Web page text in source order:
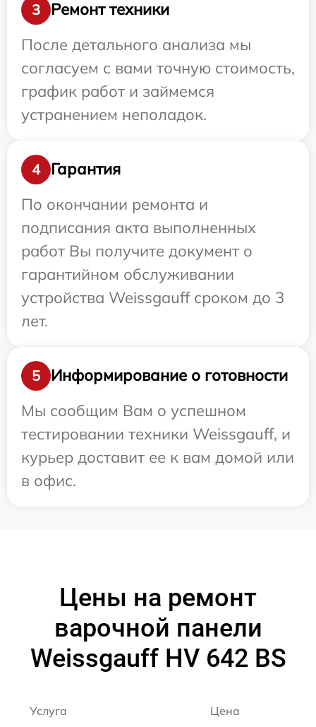
3
Ремонт техники
После детального анализа мы
согласуем с вами точную стоимость,
график работ и займемся
устранением неполадок.
4
Гарантия
По окончании ремонта и
подписания акта выполненных
работ Вы получите документ о
гарантийном обслуживании
устройства Weissgauff сроком до 3
лет.
5
Информирование о готовности
Мы сообщим Вам о успешном
тестировании техники Weissgauff, и
курьер доставит ее к вам домой или
в офис.
Цены на ремонт
варочной панели
Weissgauff HV 642 BS
Услуга Цена